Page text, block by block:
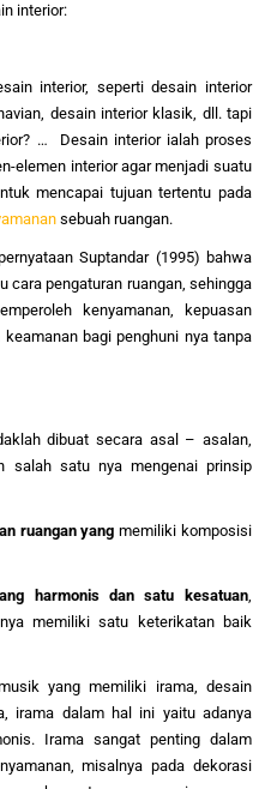
interior:
interior, seperti desain interior
desain interior klasik, dll. tapi
… Desain interior ialah proses
elemen interior agar menjadi suatu
mencapai tujuan tertentu pada
sebuah ruangan.
Suptandar (1995) bahwa
cara pengaturan ruangan, sehingga
kenyamanan, kepuasan
bagi penghuni nya tanpa
dibuat secara asal – asalan,
salah satu nya mengenai prinsip
ruangan yang memiliki komposisi
harmonis dan satu kesatuan,
memiliki satu keterikatan baik
yang memiliki irama, desain
irama dalam hal ini yaitu adanya
Irama sangat penting dalam
misalnya pada dekorasi